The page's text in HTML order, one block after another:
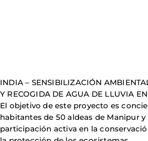
INDIA – SENSIBILIZACIÓN
Y RECOGIDA DE AGUA DE LLUVIA
El objetivo de este proyecto es
habitantes de 50 aldeas de Manipur
participación activa en la